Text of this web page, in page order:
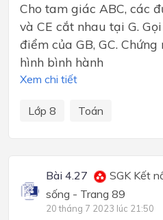
Cho tam giác ABC, các
và CE cắt nhau tại G.
điểm của GB, GC.
hình bình hành
Xem chi tiết
Lớp 8 Toán
Bài 4.27
SGK Kết
sống - Trang 89
20 tháng 7 2023 lúc 21:50